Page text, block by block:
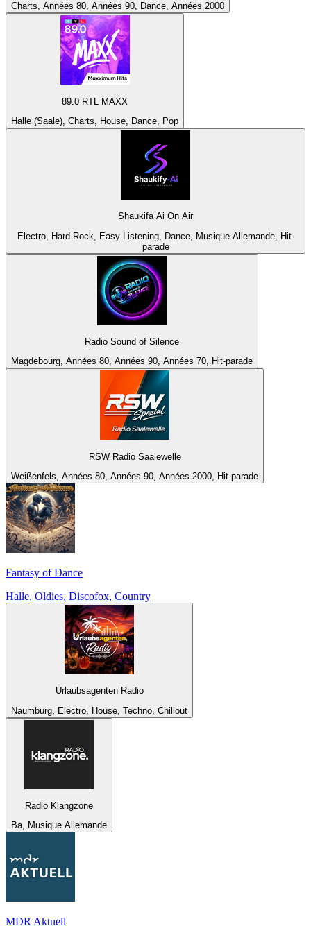
Charts, Années 80, Années 90, Dance, Années 2000
89.0 RTL MAXX
Halle (Saale), Charts, House, Dance, Pop
Shaukifa Ai On Air
Electro, Hard Rock, Easy Listening, Dance, Musique Allemande, Hit-
parade
Radio Sound of Silence
Magdebourg, Années 80, Années 90, Années 70, Hit-parade
RSW Radio Saalewelle
Weißenfels, Années 80, Années 90, Années 2000, Hit-parade
Fantasy of Dance
Halle, Oldies, Discofox, Country
Urlaubsagenten Radio
Naumburg, Electro, House, Techno, Chillout
Radio Klangzone
Ba, Musique Allemande
MDR Aktuell